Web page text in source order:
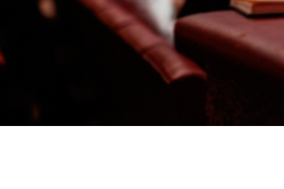
Nova Ágora 2023 (Sessão 1 |